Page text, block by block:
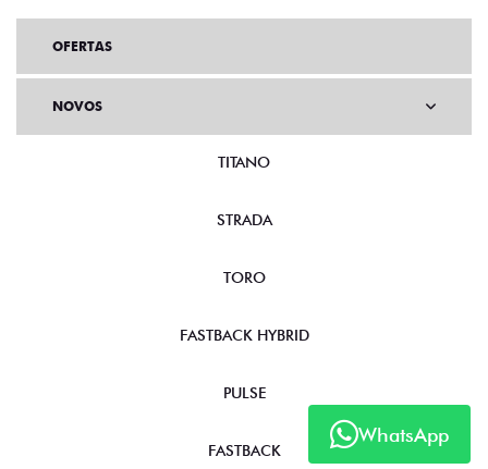
WhatsApp
OFERTAS
NOVOS
TITANO
STRADA
TORO
FASTBACK HYBRID
PULSE
FASTBACK